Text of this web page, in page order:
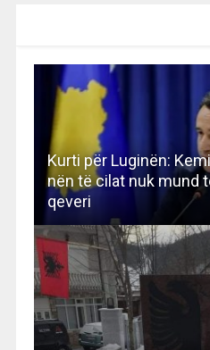
Kurti për Luginën:
nën të cilat nuk mund
qeveri